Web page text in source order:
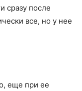
сразу после
все, но у нее
еще при ее